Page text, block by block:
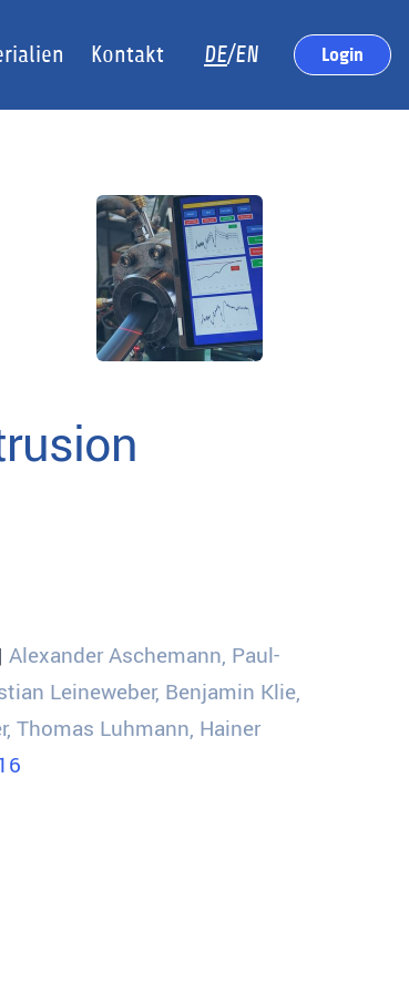
Kontakt DE/EN Login
Alexander Aschemann, Paul-
Leineweber, Benjamin Klie,
Thomas Luhmann, Hainer